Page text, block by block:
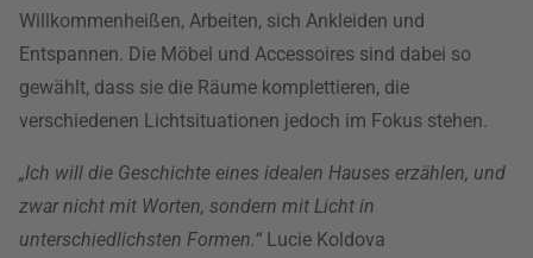
Willkommenheißen, Arbeiten, sich Ankleiden und
Entspannen. Die Möbel und Accessoires sind dabei so
gewählt, dass sie die Räume komplettieren, die
verschiedenen Lichtsituationen jedoch im Fokus stehen.
„Ich will die Geschichte eines idealen Hauses erzählen, und
zwar nicht mit Worten, sondern mit Licht in
unterschiedlichsten Formen.“ Lucie Koldova